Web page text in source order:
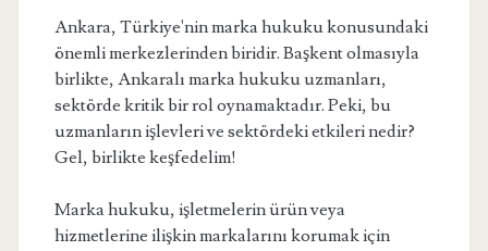
Ankara, Türkiye'nin marka hukuku konusundaki
önemli merkezlerinden biridir. Başkent olmasıyla
birlikte, Ankaralı marka hukuku uzmanları,
sektörde kritik bir rol oynamaktadır. Peki, bu
uzmanların işlevleri ve sektördeki etkileri nedir?
Gel, birlikte keşfedelim!
Marka hukuku, işletmelerin ürün veya
hizmetlerine ilişkin markalarını korumak için